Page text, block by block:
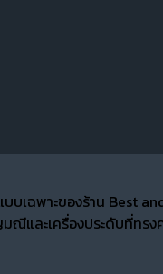
ฉพาะของร้าน Best
มณีและเครื่องประดับที่ท